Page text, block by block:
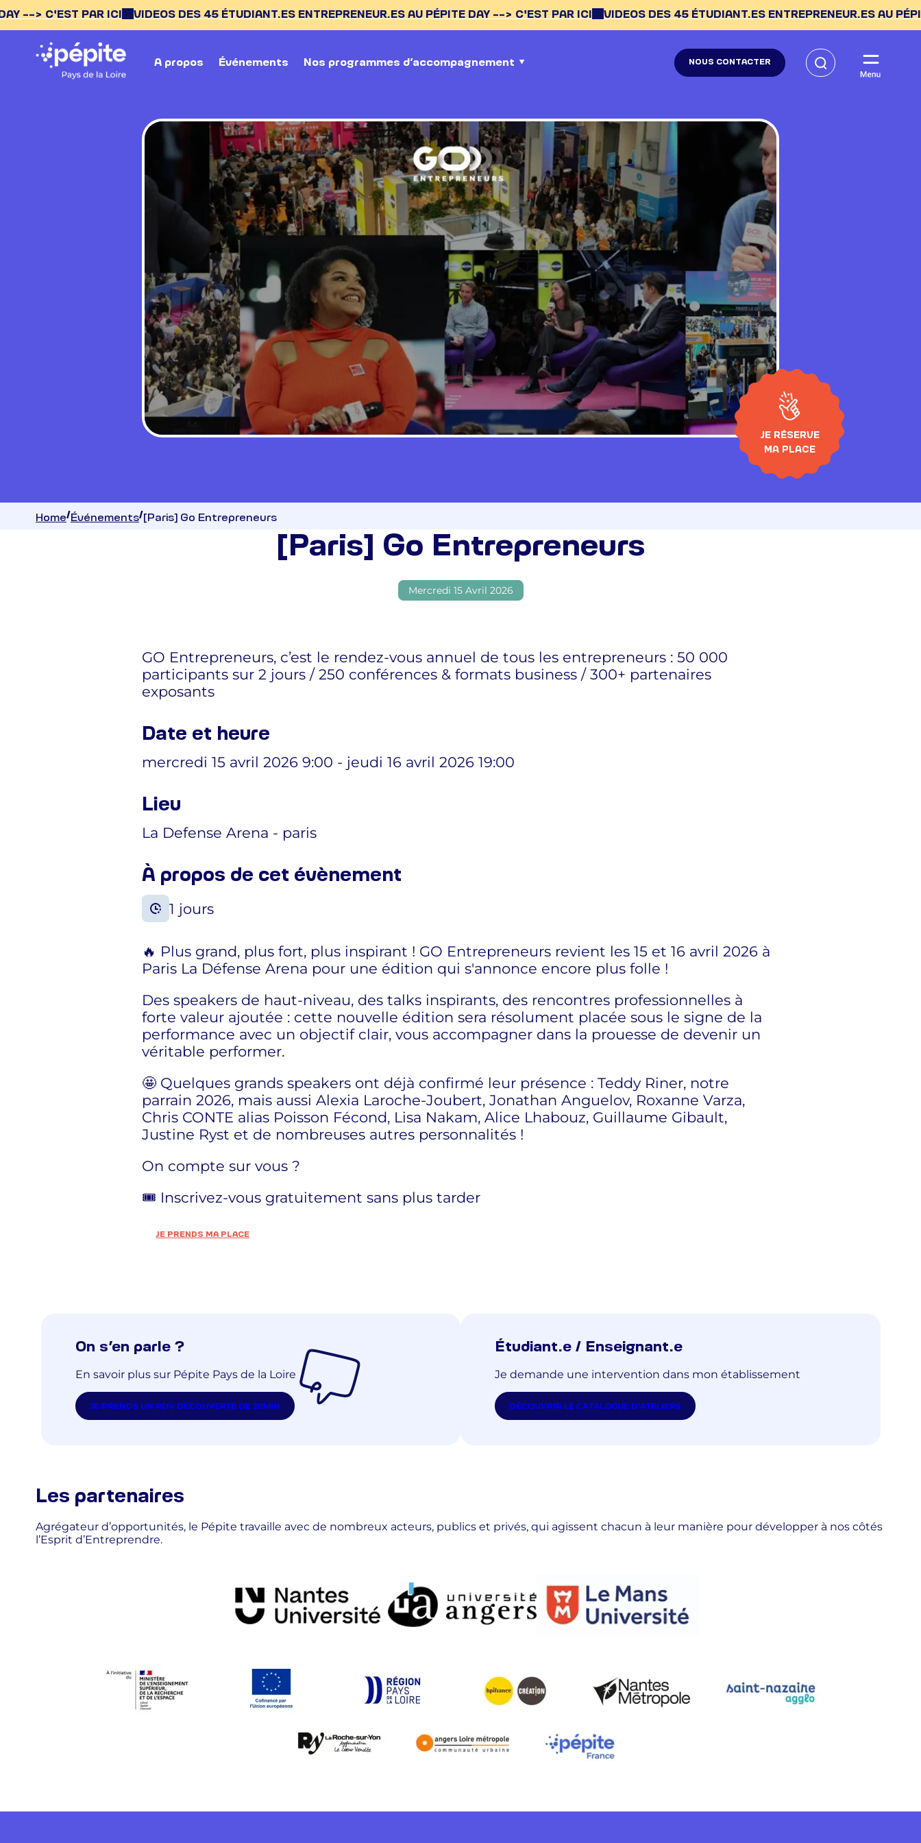
PAR ICI VIDEOS DES 45 ÉTUDIANT.ES ENTREPRENEUR.ES AU PÉPITE DAY --> C'EST PAR ICI VIDEOS DES 45 ÉTUDIANT.ES ENTREPRENEUR.ES AU PÉPITE DAY -->
A propos Événements Nos programmes d’accompagnement NOUS CONTACTER
JE RÉSERVE
MA PLACE
Home Événements [Paris] Go Entrepreneurs
[Paris] Go Entrepreneurs
Mercredi 15 Avril 2026
GO Entrepreneurs, c’est le rendez-vous annuel de tous les entrepreneurs : 50 000
participants sur 2 jours / 250 conférences & formats business / 300+ partenaires
exposants
Date et heure
mercredi 15 avril 2026 9:00 - jeudi 16 avril 2026 19:00
Lieu
La Defense Arena - paris
À propos de cet évènement
1 jours
🔥 Plus grand, plus fort, plus inspirant ! GO Entrepreneurs revient les 15 et 16 avril 2026 à
Paris La Défense Arena pour une édition qui s'annonce encore plus folle !
Des speakers de haut-niveau, des talks inspirants, des rencontres professionnelles à
forte valeur ajoutée : cette nouvelle édition sera résolument placée sous le signe de la
performance avec un objectif clair, vous accompagner dans la prouesse de devenir un
véritable performer.
🤩 Quelques grands speakers ont déjà confirmé leur présence : Teddy Riner, notre
parrain 2026, mais aussi Alexia Laroche-Joubert, Jonathan Anguelov, Roxanne Varza,
Chris CONTE alias Poisson Fécond, Lisa Nakam, Alice Lhabouz, Guillaume Gibault,
Justine Ryst et de nombreuses autres personnalités !
On compte sur vous ?
🎟️ Inscrivez-vous gratuitement sans plus tarder
JE PRENDS MA PLACE
On s’en parle ?
En savoir plus sur Pépite Pays de la Loire
JE PRENDS UN RDV DÉCOUVERTE DE 20MIN
Étudiant.e / Enseignant.e
Je demande une intervention dans mon établissement
DÉCOUVRIR LE CATALOGUE D’ATELIERS
Les partenaires
Agrégateur d’opportunités, le Pépite travaille avec de nombreux acteurs, publics et privés, qui agissent chacun à leur manière pour développer à nos côtés
l’Esprit d’Entreprendre.